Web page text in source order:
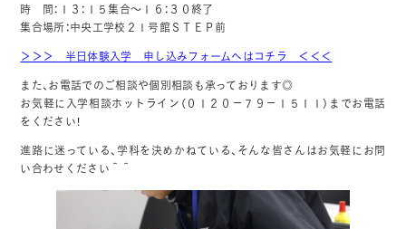
時 間：１３：１５集合～１６：３０終了
集合場所：中央工学校２１号館ＳＴＥＰ前
＞＞＞ 半日体験入学 申し込みフォームへはコチラ ＜＜＜
また、お電話でのご相談や個別相談も承っております◎
お気軽に入学相談ホットライン（０１２０－７９－１５１１）までお電話
をください！
進路に迷っている、学科を決めかねている、そんな皆さんはお気軽にお問
い合わせください＾＾